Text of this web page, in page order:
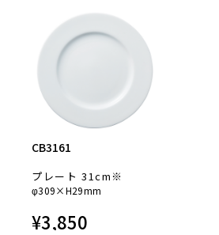
CB3161
プレート 31cm※
φ309×H29mm
¥3,850